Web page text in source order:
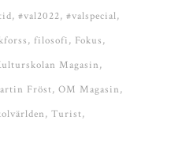
#val2022 #valspecial
filosofi
Fokus
Magasin
Fröst OM Magasin
Turist